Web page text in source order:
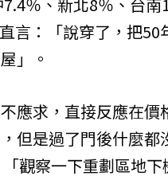
言：「說穿了，把50
」。
應求，直接反應在價
但是過了門後什麼都
觀察一下重劃區地下